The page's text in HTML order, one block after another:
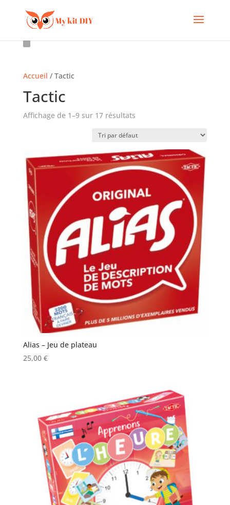
Accueil / Tactic
Tactic
Affichage de 1–9 sur 17 résultats
Alias – Jeu de plateau
25,00 €